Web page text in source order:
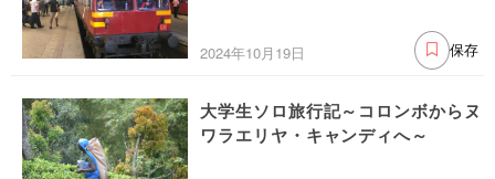
2024年10月19日 保存
大学生ソロ旅行記～コロンボからヌ
ワラエリヤ・キャンディへ～